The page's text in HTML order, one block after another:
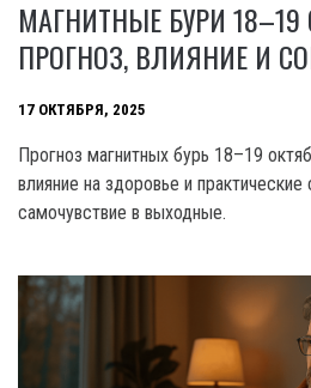
МАГНИТНЫЕ БУРИ 18–19
ПРОГНОЗ, ВЛИЯНИЕ И
17 ОКТЯБРЯ, 2025
Прогноз магнитных бурь 18–19
влияние на здоровье и практические
самочувствие в выходные.